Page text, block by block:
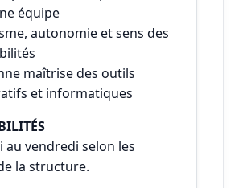
équipe
autonomie et sens des
maîtrise des outils
et informatiques
au vendredi selon les
la structure.